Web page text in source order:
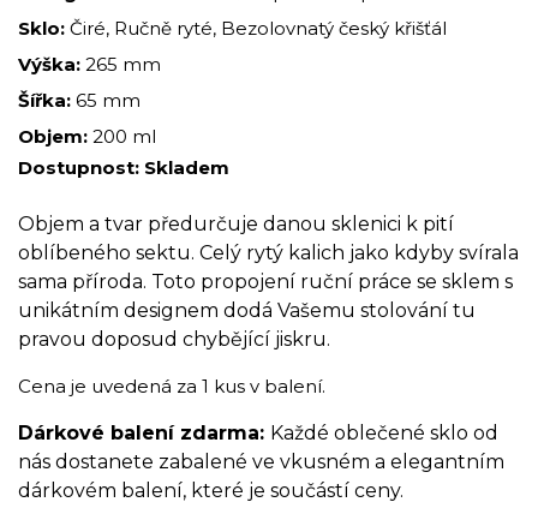
Sklo: Čiré, Ručně ryté, Bezolovnatý český křišťál
Výška: 265 mm
Šířka: 65 mm
Objem: 200 ml
Dostupnost: Skladem
Objem a tvar předurčuje danou sklenici k pití
oblíbeného sektu. Celý rytý kalich jako kdyby svírala
sama příroda. Toto propojení ruční práce se sklem s
unikátním designem dodá Vašemu stolování tu
pravou doposud chybějící jiskru.
Cena je uvedená za 1 kus v balení.
Dárkové balení zdarma: Každé oblečené sklo od
nás dostanete zabalené ve vkusném a elegantním
dárkovém balení, které je součástí ceny.